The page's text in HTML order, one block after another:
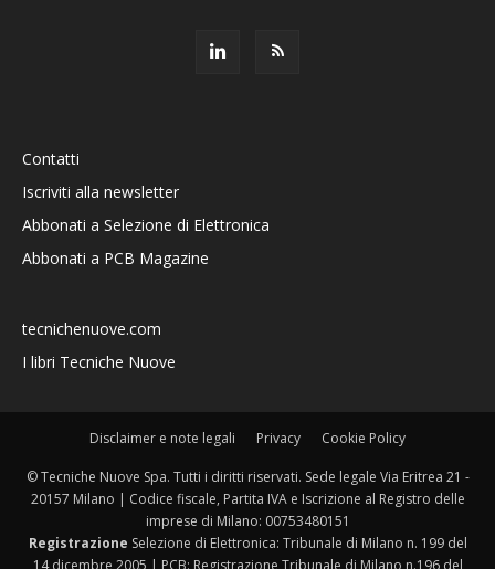
Contatti
Iscriviti alla newsletter
Abbonati a Selezione di Elettronica
Abbonati a PCB Magazine
tecnichenuove.com
I libri Tecniche Nuove
Disclaimer e note legali Privacy Cookie Policy
© Tecniche Nuove Spa. Tutti i diritti riservati. Sede legale Via Eritrea 21 -
20157 Milano | Codice fiscale, Partita IVA e Iscrizione al Registro delle
imprese di Milano: 00753480151
Registrazione Selezione di Elettronica: Tribunale di Milano n. 199 del